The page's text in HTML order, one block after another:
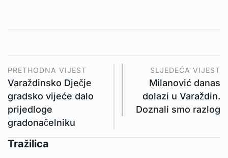
PRETHODNA VIJEST
Varaždinsko Dječje
gradsko vijeće dalo
prijedloge
gradonačelniku
SLJEDEĆA VIJEST
Milanović danas
dolazi u Varaždin.
Doznali smo razlog
Tražilica